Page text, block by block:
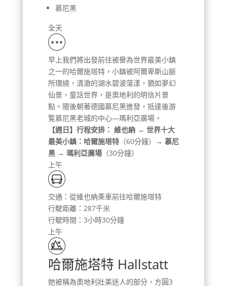
慕尼黑
全天
早上我們將出發前往被譽為世界最美小鎮
之一的哈爾施塔特，小鎮被阿爾卑斯山脈
所環繞，清澈的湖水碧波蕩漾，猶如夢幻
仙景，童話世界，是奧地利的明信片景
點。隨後朝著德國慕尼黑進發，抵達後游
覧慕尼黑老城的中心—瑪利亞廣場。
【週日】行程安排： 維也納 → 世界十大
最美小鎮：哈爾施塔特（60分鐘）
→ 慕尼
黑 → 瑪利亞廣場（30分鐘）
上午
交通：從維也納乘車前往哈爾施塔特
行駛距離：287千米
行駛時間：3小時30分鐘
上午
哈爾施塔特 Hallstatt
她被稱為奧地利壯美迷人的部分，方圓3